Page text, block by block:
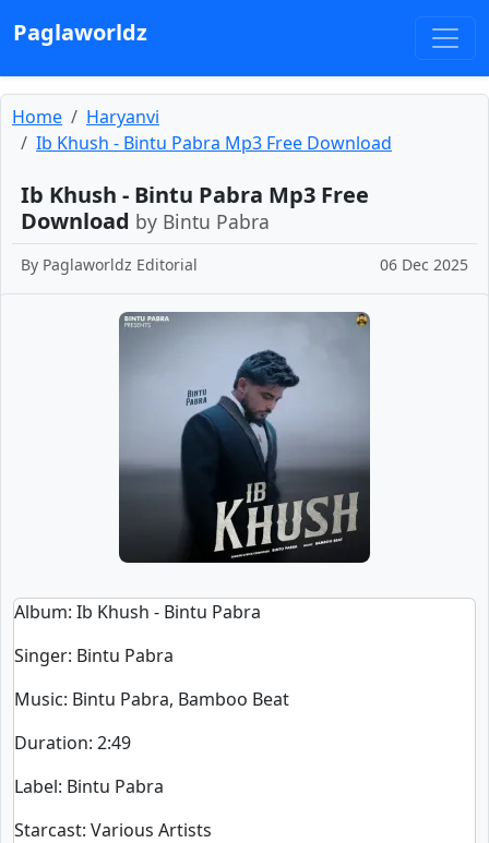
Paglaworldz
Home
Haryanvi
Ib Khush - Bintu Pabra Mp3 Free Download
Ib Khush - Bintu Pabra Mp3 Free
Download by Bintu Pabra
By Paglaworldz Editorial 06 Dec 2025
Album: Ib Khush - Bintu Pabra
Singer: Bintu Pabra
Music: Bintu Pabra, Bamboo Beat
Duration: 2:49
Label: Bintu Pabra
Starcast: Various Artists